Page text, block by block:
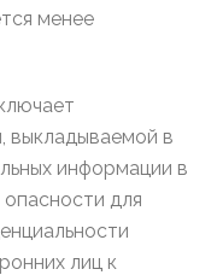
менее
выкладываемой в
информации в
для
лиц к